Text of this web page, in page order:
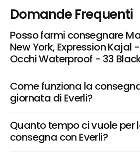
Domande Frequenti
Posso farmi consegnare
New York, Expression
Occhi Waterproof - 33
Come funziona la
giornata di Everli?
Quanto tempo ci vuole per
consegna con Everli?